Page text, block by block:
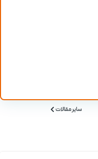
سایر مقالات